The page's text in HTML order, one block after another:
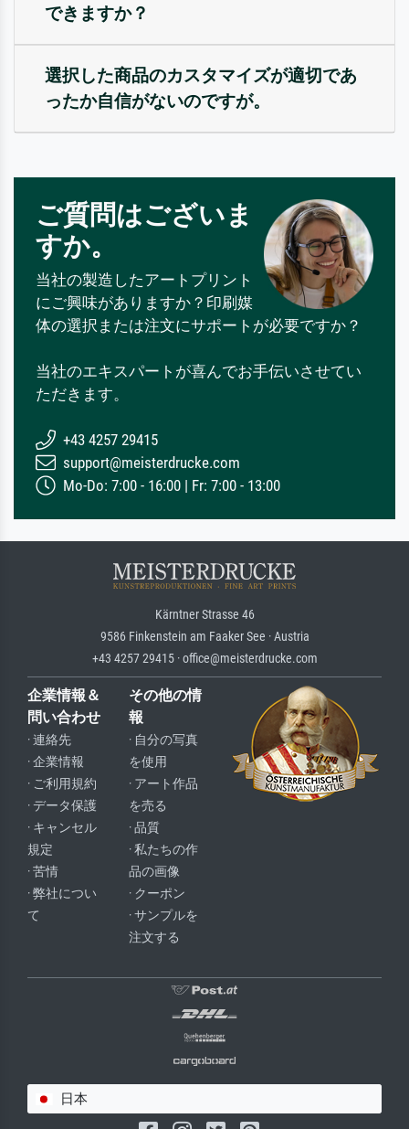
できますか？
選択した商品のカスタマイズが適切であ
ったか自信がないのですが。
ご質問はございま
すか。
当社の製造したアートプリント
にご興味がありますか？印刷媒
体の選択または注文にサポートが必要ですか？
当社のエキスパートが喜んでお手伝いさせてい
ただきます。
+43 4257 29415
support@meisterdrucke.com
Mo-Do: 7:00 - 16:00 | Fr: 7:00 - 13:00
Kärntner Strasse 46
9586 Finkenstein am Faaker See · Austria
+43 4257 29415 · office@meisterdrucke.com
企業情報＆
問い合わせ
· 連絡先
· 企業情報
· ご利用規約
· データ保護
· キャンセル
規定
· 苦情
· 弊社につい
て
その他の情
報
· 自分の写真
を使用
· アート作品
を売る
· 品質
· 私たちの作
品の画像
· クーポン
· サンプルを
注文する
日本